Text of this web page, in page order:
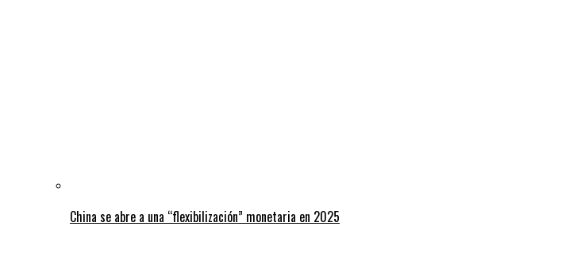
China se abre a una “flexibilización” monetaria en 2025